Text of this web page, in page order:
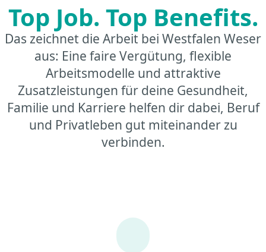
Top Job. Top Benefits.
Das zeichnet die Arbeit bei Westfalen Weser
aus: Eine faire Vergütung, flexible
Arbeitsmodelle und attraktive
Zusatzleistungen für deine Gesundheit,
Familie und Karriere helfen dir dabei, Beruf
und Privatleben gut miteinander zu
verbinden.